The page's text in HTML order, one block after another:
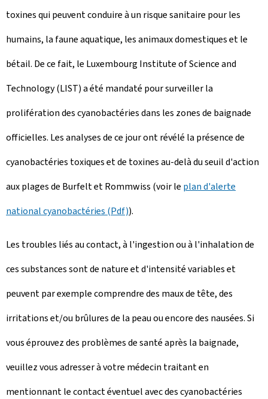
toxines qui peuvent conduire à un risque sanitaire pour les
humains, la faune aquatique, les animaux domestiques et le
bétail. De ce fait, le Luxembourg Institute of Science and
Technology (LIST) a été mandaté pour surveiller la
prolifération des cyanobactéries dans les zones de baignade
officielles. Les analyses de ce jour ont révélé la présence de
cyanobactéries toxiques et de toxines au-delà du seuil d'action
aux plages de BurfeltetRommwiss (voir le plan d'alerte
national cyanobactéries (Pdf)).
Les troubles liés au contact, à l'ingestion ou à l'inhalation de
ces substances sont de nature et d'intensité variables et
peuvent par exemple comprendre des maux de tête, des
irritations et/ou brûlures de la peau ou encore des nausées. Si
vous éprouvez des problèmes de santé après la baignade,
veuillez vous adresser à votre médecin traitant en
mentionnant le contact éventuel avec des cyanobactéries